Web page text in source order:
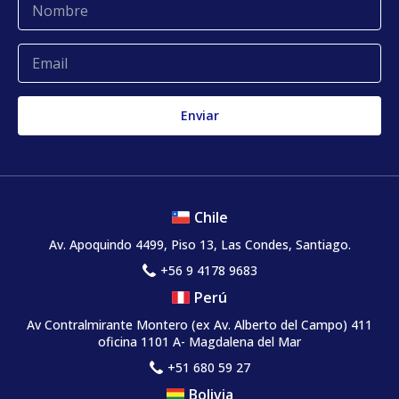
Glosario
Quejas y reclamos
Chile
Av. Apoquindo 4499, Piso 13, Las Condes, Santiago.
+56 9 4178 9683
Perú
Av Contralmirante Montero (ex Av. Alberto del Campo) 411
oficina 1101 A- Magdalena del Mar
+51 680 59 27
Bolivia